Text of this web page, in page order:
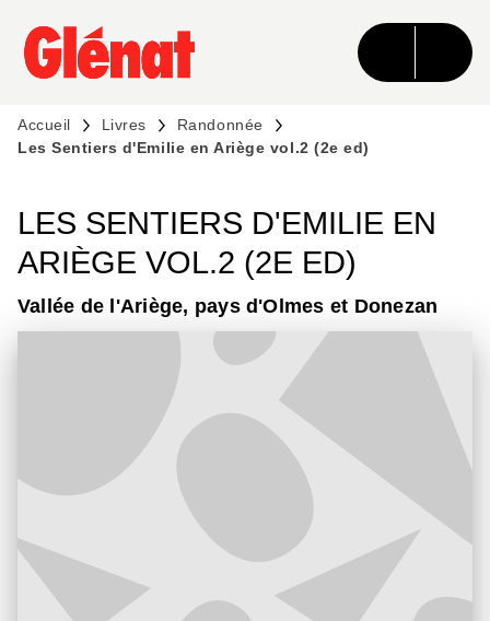
MENU RECHERCHE CONTENU
PIED DE PAGE
Accueil Livres
Randonnée
Les Sentiers d'Emilie en Ariège vol.2 (2e ed)
LES SENTIERS D'EMILIE EN
ARIÈGE VOL.2 (2E ED)
Vallée de l'Ariège, pays d'Olmes et Donezan